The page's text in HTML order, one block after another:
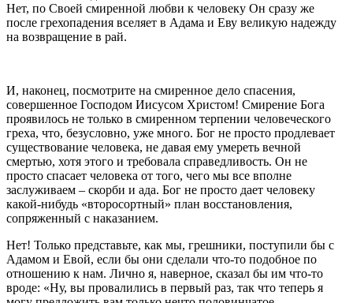
Нет, по Своей смиренной любви к человеку Он сразу же
после грехопадения вселяет в Адама и Еву великую надежду
на возвращение в рай.
И, наконец, посмотрите на смиренное дело спасения,
совершенное Господом Иисусом Христом! Смирение Бога
проявилось не только в смиренном терпении человеческого
греха, что, безусловно, уже много. Бог не просто продлевает
существование человека, не давая ему умереть вечной
смертью, хотя этого и требовала справедливость. Он не
просто спасает человека от того, чего мы все вполне
заслуживаем – скорби и ада. Бог не просто дает человеку
какой-нибудь «второсортный» план восстановления,
сопряженный с наказанием.
Нет! Только представьте, как мы, грешники, поступили бы с
Адамом и Евой, если бы они сделали что-то подобное по
отношению к нам. Лично я, наверное, сказал бы им что-то
вроде: «Ну, вы провалились в первый раз, так что теперь я